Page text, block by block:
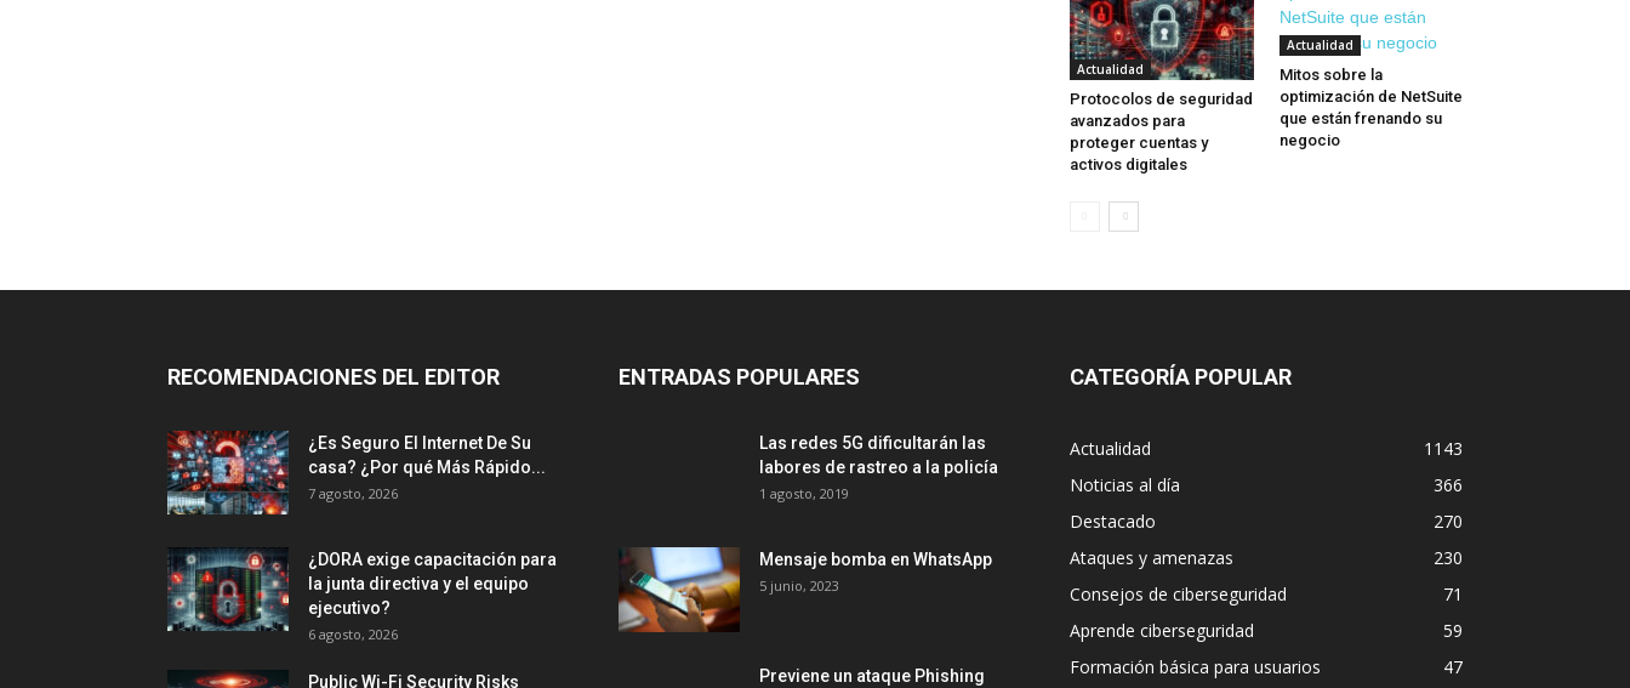
Actualidad
Protocolos de seguridad
avanzados para
proteger cuentas y
activos digitales
Actualidad
Mitos sobre la
optimización de NetSuite
que están frenando su
negocio
RECOMENDACIONES DEL EDITOR
¿Es Seguro El Internet De Su
casa? ⁢¿Por qué Más Rápido...
7 agosto, 2026
¿DORA exige capacitación para
la junta directiva y el equipo
ejecutivo?
6 agosto, 2026
Public Wi-Fi Security Risks
ENTRADAS POPULARES
Las redes 5G dificultarán las
labores de rastreo a la policía
1 agosto, 2019
Mensaje bomba en WhatsApp
5 junio, 2023
Previene un ataque Phishing
CATEGORÍA POPULAR
Actualidad
1143
Noticias al día
366
Destacado
270
Ataques y amenazas
230
Consejos de ciberseguridad
71
Aprende ciberseguridad
59
Formación básica para usuarios
47